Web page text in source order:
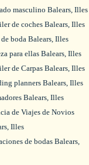
masculino Balears, Illes
de coches Balears, Illes
de boda Balears, Illes
para ellas Balears, Illes
de Carpas Balears, Illes
planners Balears, Illes
Balears, Illes
de Viajes de Novios
Illes
de bodas Balears,